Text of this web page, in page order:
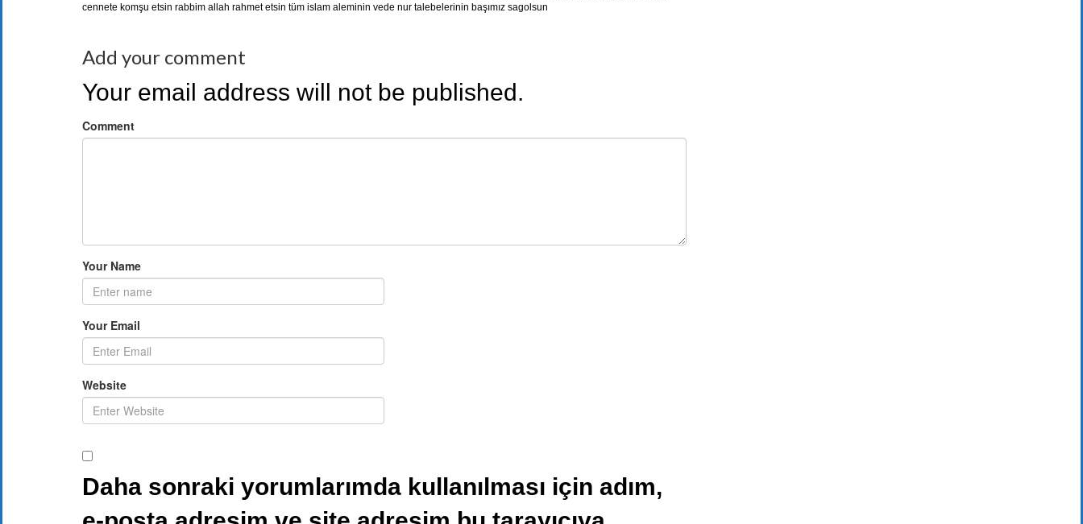
cennete komşu etsin rabbim allah rahmet etsin tüm islam aleminin vede nur talebelerinin başımız sagolsun
Add your comment
Your email address will not be published.
Comment
Your Name
Your Email
Website
Daha sonraki yorumlarımda kullanılması için adım,